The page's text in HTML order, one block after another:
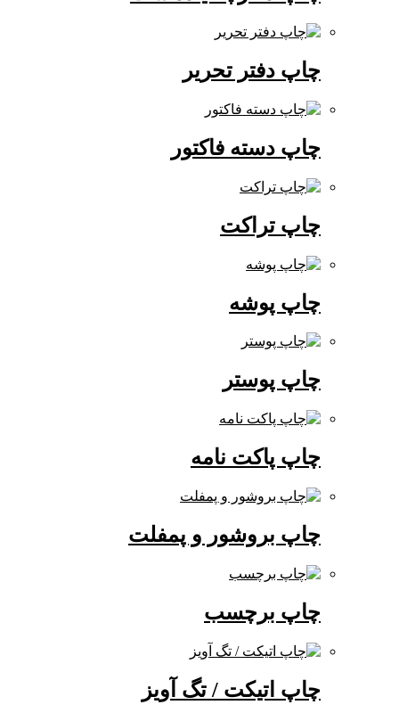
چاپ دفتر تحریر
چاپ دسته فاکتور
چاپ تراکت
چاپ پوشه
چاپ پوستر
چاپ پاکت نامه
چاپ بروشور و پمفلت
چاپ برچسب
چاپ اتیکت / تگ آویز